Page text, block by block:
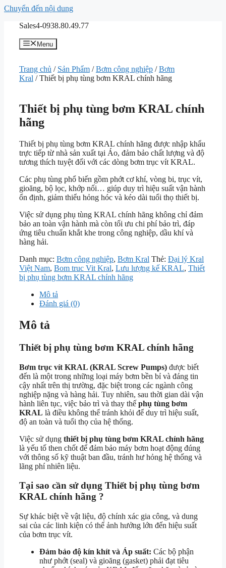
Chuyển đến nội dung
Sales4-0938.80.49.77
Menu
Trang chủ / Sản Phẩm /Bơm công nghiệp /Bơm
Kral / Thiết bị phụ tùng bơm KRAL chính hãng
Thiết bị phụ tùng bơm KRAL chính
hãng
Thiết bị phụ tùng bơm KRAL chính hãng được nhập khẩu
trực tiếp từ nhà sản xuất tại Áo, đảm bảo chất lượng và độ
tương thích tuyệt đối với các dòng bơm trục vít KRAL.
Các phụ tùng phổ biến gồm phớt cơ khí, vòng bi, trục vít,
gioăng, bộ lọc, khớp nối… giúp duy trì hiệu suất vận hành
ổn định, giảm thiểu hỏng hóc và kéo dài tuổi thọ thiết bị.
Việc sử dụng phụ tùng KRAL chính hãng không chỉ đảm
bảo an toàn vận hành mà còn tối ưu chi phí bảo trì, đáp
ứng tiêu chuẩn khắt khe trong công nghiệp, dầu khí và
hàng hải.
Danh mục: Bơm công nghiệp, Bơm Kral Thẻ: Đại lý Kral
Việt Nam, Bom truc Vit Kral, Lưu lượng kế KRAL, Thiết
bị phụ tùng bơm KRAL chính hãng
Mô tả
Đánh giá (0)
Mô tả
Thiết bị phụ tùng bơm KRAL chính hãng
Bơm trục vít KRAL (KRAL Screw Pumps) được biết
đến là một trong những loại máy bơm bền bỉ và đáng tin
cậy nhất trên thị trường, đặc biệt trong các ngành công
nghiệp nặng và hàng hải. Tuy nhiên, sau thời gian dài vận
hành liên tục, việc bảo trì và thay thế phụ tùng bơm
KRAL là điều không thể tránh khỏi để duy trì hiệu suất,
độ an toàn và tuổi thọ của hệ thống.
Việc sử dụng thiết bị phụ tùng bơm KRAL chính hãng
là yếu tố then chốt để đảm bảo máy bơm hoạt động đúng
với thông số kỹ thuật ban đầu, tránh hư hỏng hệ thống và
lãng phí nhiên liệu.
Tại sao cần sử dụng Thiết bị phụ tùng bơm
KRAL chính hãng ?
Sự khác biệt về vật liệu, độ chính xác gia công, và dung
sai của các linh kiện có thể ảnh hưởng lớn đến hiệu suất
của bơm trục vít.
Đảm bảo độ kín khít và Áp suất: Các bộ phận
như phớt (seal) và gioăng (gasket) phải đạt tiêu